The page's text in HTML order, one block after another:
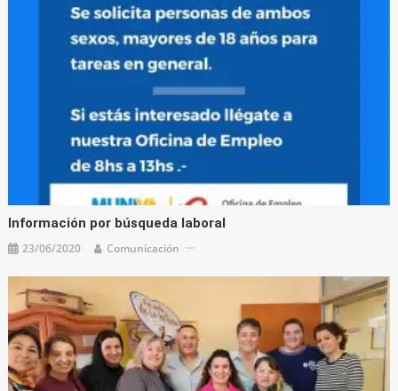
Información por búsqueda laboral
23/06/2020 Comunicación